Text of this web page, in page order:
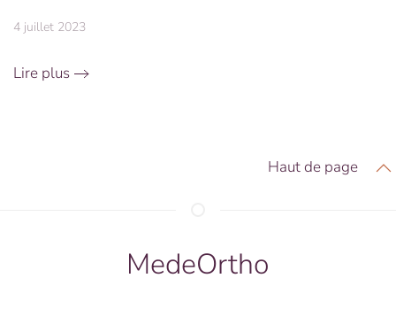
4 juillet 2023
Lire plus
Haut de page
MedeOrtho